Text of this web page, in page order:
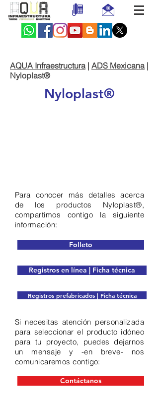
AQUA Infraestructura| ADS Mexicana|
Nyloplast®
Nyloplast®
Para conocer más detalles acerca
de los productos Nyloplast®,
compartimos contigo la siguiente
información:
Folleto
Registros en línea | Ficha técnica
Registros prefabricados | Ficha técnica
Si necesitas atención personalizada
para seleccionar el producto idóneo
para tu proyecto, puedes dejarnos
un mensaje y -en breve- nos
comunicaremos contigo:
Contáctanos